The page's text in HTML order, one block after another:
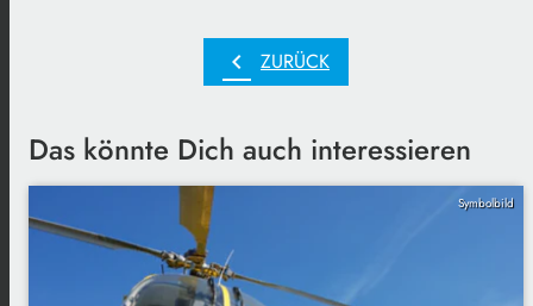
chevron_left ZURÜCK
Das könnte Dich auch interessieren
Symbolbild